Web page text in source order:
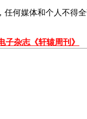
何媒体和个人不得
子杂志《轩辕周刊》